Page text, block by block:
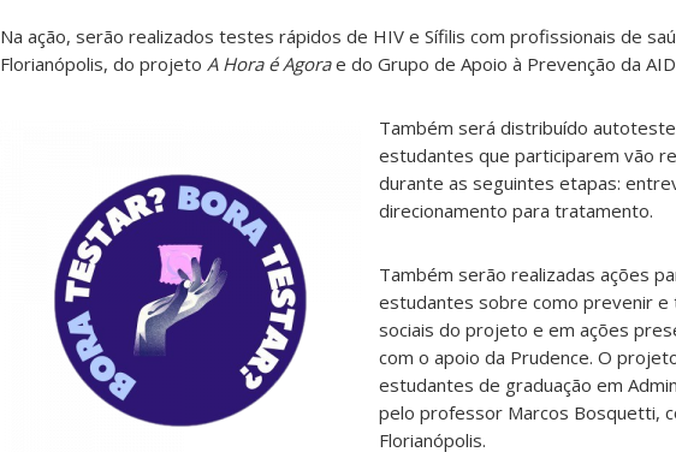
Na ação, serão realizados testes rápidos de HIV e Sífilis com profissionais de
Florianópolis, do projeto A Hora é Agorae do Grupo de Apoio à Prevenção da
Também será distribuído
estudantes que participarem vão
durante as seguintes etapas:
direcionamento para tratamento.
Também serão realizadas ações
estudantes sobre como prevenir e
sociais do projeto e em ações
com o apoio da Prudence. O
estudantes de graduação em
pelo professor Marcos Bosquetti,
Florianópolis.